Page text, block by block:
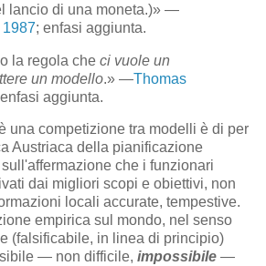
lancio di una moneta.)» —
; enfasi aggiunta.
la regola che ci vuole un
un modello.» —Thomas
aggiunta.
una competizione tra modelli è di per
Austriaca della pianificazione
che i funzionari
​​dai migliori scopi e obiettivi, non
locali accurate, tempestive.
empirica sul mondo, nel senso
(falsificabile, in linea di principio)
— non difficile, impossibile —